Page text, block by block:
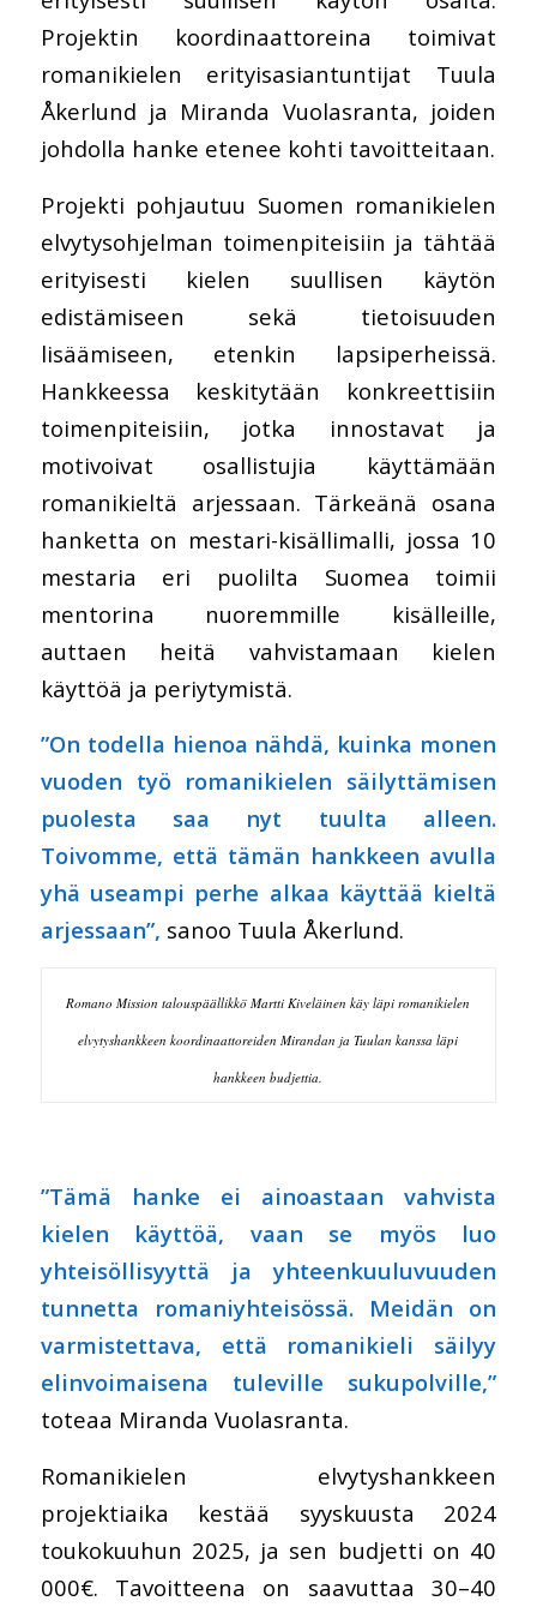
Projektin koordinaattoreina toimivat
romanikielen erityisasiantuntijat Tuula
Åkerlund ja Miranda Vuolasranta, joiden
johdolla hanke etenee kohti tavoitteitaan.
Projekti pohjautuu Suomen romanikielen
elvytysohjelman toimenpiteisiin ja tähtää
erityisesti kielen suullisen käytön
edistämiseen sekä tietoisuuden
lisäämiseen, etenkin lapsiperheissä.
Hankkeessa keskitytään konkreettisiin
toimenpiteisiin, jotka innostavat ja
motivoivat osallistujia käyttämään
romanikieltä arjessaan. Tärkeänä osana
hanketta on mestari-kisällimalli, jossa 10
mestaria eri puolilta Suomea toimii
mentorina nuoremmille kisälleille,
auttaen heitä vahvistamaan kielen
käyttöä ja periytymistä.
”On todella hienoa nähdä, kuinka monen
vuoden työ romanikielen säilyttämisen
puolesta saa nyt tuulta alleen.
Toivomme, että tämän hankkeen avulla
yhä useampi perhe alkaa käyttää kieltä
arjessaan”, sanoo Tuula Åkerlund.
Romano Mission talouspäällikkö Martti Kiveläinen käy läpi romanikielen
elvytyshankkeen koordinaattoreiden Mirandan ja Tuulan kanssa läpi
hankkeen budjettia.
”Tämä hanke ei ainoastaan vahvista
kielen käyttöä, vaan se myös luo
yhteisöllisyyttä ja yhteenkuuluvuuden
tunnetta romaniyhteisössä. Meidän on
varmistettava, että romanikieli säilyy
elinvoimaisena tuleville sukupolville,”
toteaa Miranda Vuolasranta.
Romanikielen elvytyshankkeen
projektiaika kestää syyskuusta 2024
toukokuuhun 2025, ja sen budjetti on 40
000€. Tavoitteena on saavuttaa 30–40